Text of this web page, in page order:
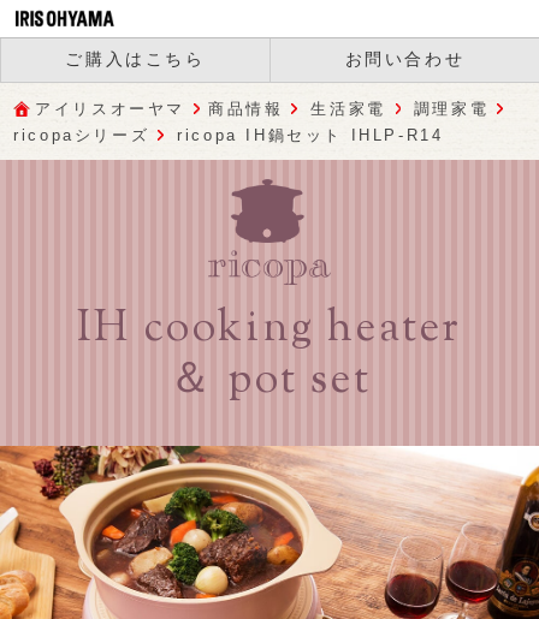
ご購入はこちら お問い合わせ
アイリスオーヤマ 商品情報 生活家電
調理家電
ricopaシリーズ
ricopa IH鍋セット IHLP-R14
IH cooking heater
＆ pot set